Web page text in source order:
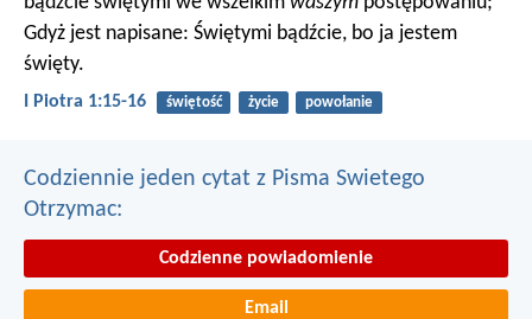
Gdyż jest napisane: Świętymi bądźcie, bo ja jestem
święty.
I Piotra 1:15-16 świętość życie powołanie
Codziennie jeden cytat z Pisma Swietego
Otrzymac:
Codzienne powiadomienie
Email